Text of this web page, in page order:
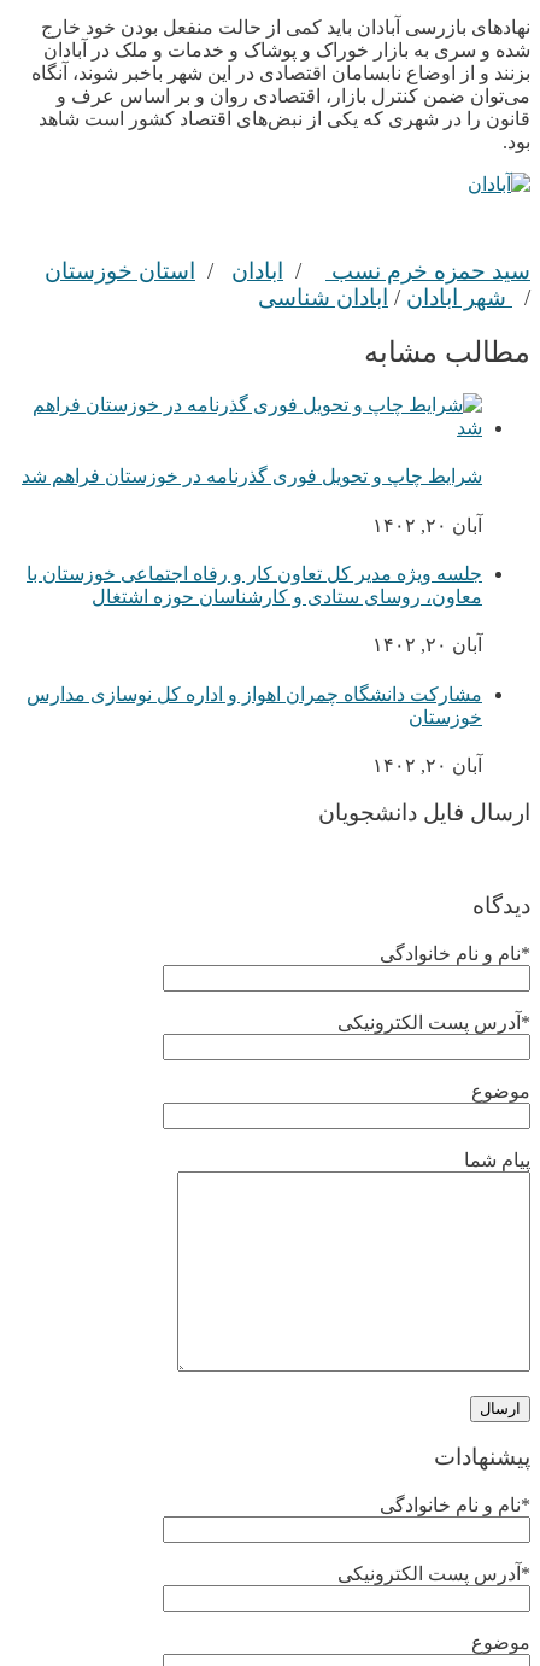
نهادهای بازرسی آبادان باید کمی از حالت منفعل بودن خود خارج
شده و سری به بازار خوراک و پوشاک و خدمات و ملک در آبادان
بزنند و از اوضاع نابسامان اقتصادی در این شهر باخبر شوند، آنگاه
می‌توان ضمن کنترل بازار، اقتصادی روان و بر اساس عرف و
قانون را در شهری که یکی از نبض‌های اقتصاد کشور است شاهد
بود.
سید حمزه خرم نسب / ابادان /
استان خوزستان
/
شهر ابادان / ابادان شناسی
مطالب مشابه
شرایط چاپ و تحویل فوری گذرنامه در خوزستان فراهم شد
آبان ۲۰, ۱۴۰۲
جلسه ویژه مدیر کل تعاون کار و رفاه اجتماعی خوزستان با
معاون، روسای ستادی و کارشناسان حوزه اشتغال
آبان ۲۰, ۱۴۰۲
مشارکت دانشگاه چمران اهواز و اداره کل نوسازی مدارس
خوزستان
آبان ۲۰, ۱۴۰۲
ارسال فایل دانشجویان
دیدگاه
*نام و نام خانوادگی
*آدرس پست الکترونیکی
موضوع
پیام شما
پیشنهادات
*نام و نام خانوادگی
*آدرس پست الکترونیکی
موضوع